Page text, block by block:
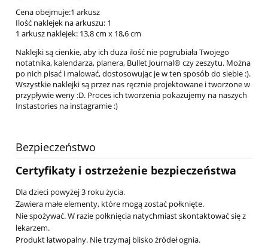
Cena obejmuje:1 arkusz
Ilość naklejek na arkuszu: 1
1 arkusz naklejek: 13,8 cm x 18,6 cm
Naklejki są cienkie, aby ich duża ilość nie pogrubiała Twojego
notatnika, kalendarza, planera, Bullet Journal® czy zeszytu. Można
po nich pisać i malować, dostosowując je w ten sposób do siebie :).
Wszystkie naklejki są przez nas ręcznie projektowane i tworzone w
przypływie weny :D. Proces ich tworzenia pokazujemy na naszych
Instastories na instagramie :)
Bezpieczeństwo
Certyfikaty i ostrzeżenie bezpieczeństwa
Dla dzieci powyżej 3 roku życia.
Zawiera małe elementy, które mogą zostać połknięte.
Nie spożywać. W razie połknięcia natychmiast skontaktować się z
lekarzem.
Produkt łatwopalny. Nie trzymaj blisko źródeł ognia.